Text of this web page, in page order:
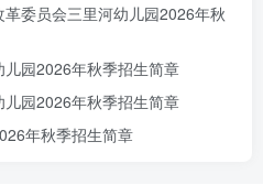
与内涵”的同时，时刻将幼儿
幼儿园建成幼儿享受幸福童
长享受育儿喜悦的乐园。
委员会三里河幼儿园2026年秋
园2026年秋季招生简章
园2026年秋季招生简章
年秋季招生简章